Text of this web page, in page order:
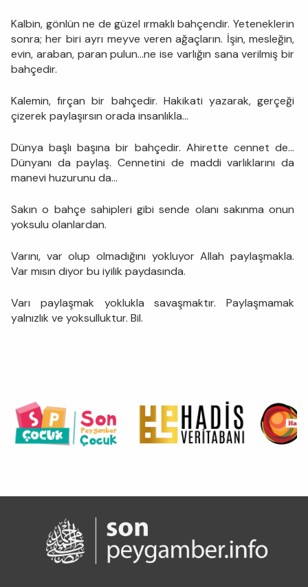
Kalbin, gönlün ne de güzel ırmaklı bahçendir. Yeteneklerin
sonra; her biri ayrı meyve veren ağaçların. İşin, mesleğin,
evin, araban, paran pulun…ne ise varlığın sana verilmiş bir
bahçedir.
Kalemin, fırçan bir bahçedir. Hakikati yazarak, gerçeği
çizerek paylaşırsın orada insanlıkla…
Dünya başlı başına bir bahçedir. Ahirette cennet de…
Dünyanı da paylaş. Cennetini de maddi varlıklarını da
manevi huzurunu da…
Sakın o bahçe sahipleri gibi sende olanı sakınma onun
yoksulu olanlardan.
Varını, var olup olmadığını yokluyor Allah paylaşmakla.
Var mısın diyor bu iyilik paydasında.
Varı paylaşmak yoklukla savaşmaktır. Paylaşmamak
yalnızlık ve yoksulluktur. Bil.